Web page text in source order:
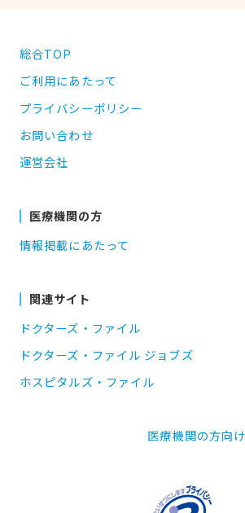
総合TOP
ご利用にあたって
プライバシーポリシー
お問い合わせ
運営会社
医療機関の方
情報掲載にあたって
関連サイト
ドクターズ・ファイル
ドクターズ・ファイル ジョブズ
ホスピタルズ・ファイル
医療機関の方向